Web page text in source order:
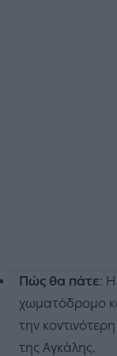
Πώς θα πάτε:
χωματόδρομο
την
της Αγκάλης.